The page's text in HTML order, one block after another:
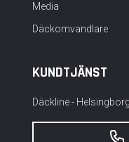
Media
Däckomvandlare
KUNDTJÄNST
Däckline -